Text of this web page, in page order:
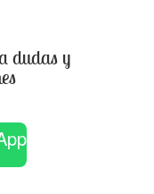
dudas y